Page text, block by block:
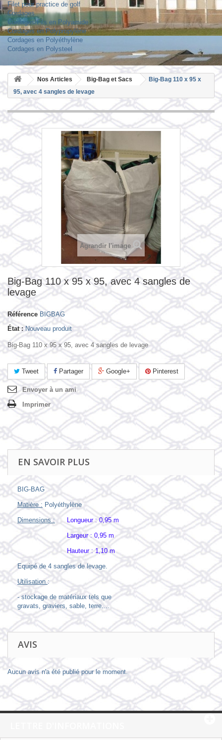
Filet pour practice de golf
Cordages
Cordages/Fils en Polyamide
Cordages en Polypropylène
Cordages en Polyéthylène
Cordages en Polysteel
Nos Articles Big-Bag et Sacs
Big-Bag 110 x 95 x
95, avec 4 sangles de levage
Agrandir l'image
Big-Bag 110 x 95 x 95, avec 4 sangles de
levage
Référence BIGBAG
État : Nouveau produit
Big-Bag 110 x 95 x 95, avec 4 sangles de levage
Tweet Partager Google+ Pinterest
Envoyer à un ami
Imprimer
EN SAVOIR PLUS
BIG-BAG
Matière : Polyéthylène
Dimensions : Longueur : 0,95 m
Largeur : 0,95 m
Hauteur : 1,10 m
Equipé de 4 sangles de levage.
Utilisation:
- stockage de matériaux tels que
gravats, graviers, sable, terre....
AVIS
Aucun avis n'a été publié pour le moment.